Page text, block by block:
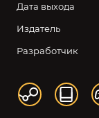
Дата выхода
Издатель
Разработчик